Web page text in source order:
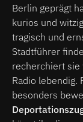
Berlin geprägt
kurios und
tragisch und
Stadtführer
recherchiert sie
Radio lebendig.
besonders